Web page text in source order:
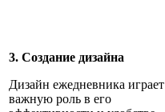
3. Создание дизайна
Дизайн ежедневника играет
важную роль в его